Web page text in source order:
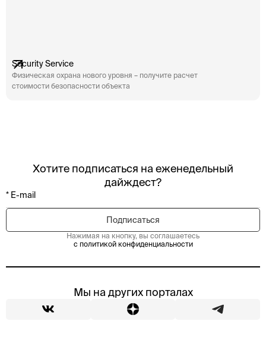
Security Service
Физическая охрана нового уровня – получите расчет
стоимости безопасности объекта
Хотите подписаться на еженедельный
дайждест?
Нажимая на кнопку, вы соглашаетесь
с политикой конфиденциальности
Мы на других порталах